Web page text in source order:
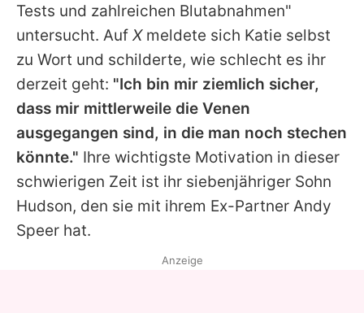
Tests und zahlreichen Blutabnahmen"
untersucht. Auf Xmeldete sich Katie selbst
zu Wort und schilderte, wie schlecht es ihr
derzeit geht: "Ich bin mir ziemlich sicher,
dass mir mittlerweile die Venen
ausgegangen sind, in die man noch stechen
könnte." Ihre wichtigste Motivation in dieser
schwierigen Zeit ist ihr siebenjähriger Sohn
Hudson, den sie mit ihrem Ex-Partner Andy
Speer hat.
Anzeige